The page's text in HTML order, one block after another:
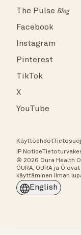
The PulseBlog
Facebook
Instagram
Pinterest
TikTok
X
YouTube
Käyttöehdot
IP Notice
© 2026 Oura Health
ŌURA, OURA ja Ō
käyttäminen ilman
English